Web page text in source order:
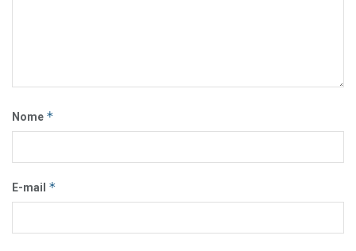
Nome *
E-mail *